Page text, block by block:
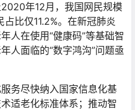
年12月，我国网民规模
比仅11.2%。在新冠肺炎
人在使用“健康码”等基础智
人面临的“数字鸿沟”问题亟
务尽快纳入国家信息化基
适老化标准体系；推动智